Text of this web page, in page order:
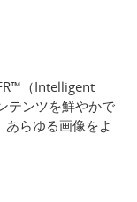
（Intelligent
テンツを鮮やかで
らゆる画像をよ